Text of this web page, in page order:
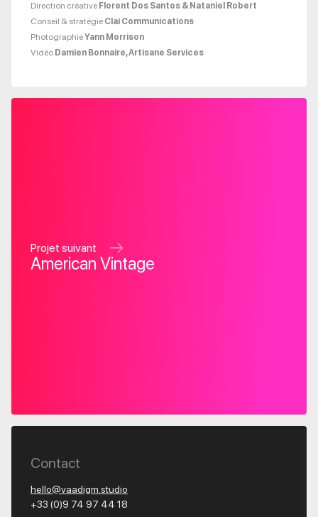
Direction créative Florent Dos Santos & Nataniel Robert
Conseil & stratégie Clai Communications
PhotographieYann Morrison
Vidéo Damien Bonnaire, Artisane Services
Projet suivant
American Vintage
Contact
hello@vaadigm.studio
+33 (0)9 74 97 44 18